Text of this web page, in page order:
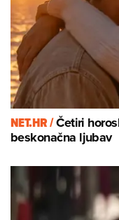
NET.HR /Četiri
beskonačna ljubav